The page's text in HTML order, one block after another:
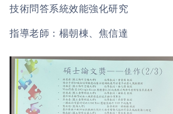
技術問答系統效能強化研究
指導老師：楊朝棟、焦信達